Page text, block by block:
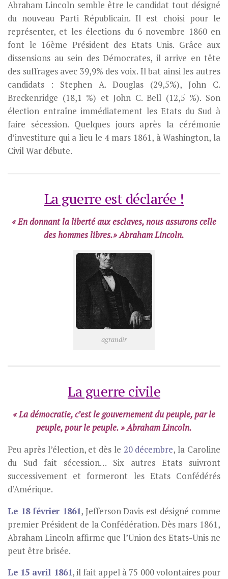
Abraham Lincoln semble être le candidat tout désigné
du nouveau Parti Républicain. Il est choisi pour le
représenter, et les élections du 6 novembre 1860 en
font le 16ème Président des Etats Unis. Grâce aux
dissensions au sein des Démocrates, il arrive en tête
des suffrages avec 39,9% des voix. Il bat ainsi les autres
candidats : Stephen A. Douglas (29,5%), John C.
Breckenridge (18,1 %) et John C. Bell (12,5 %). Son
élection entraîne immédiatement les Etats du Sud à
faire sécession. Quelques jours après la cérémonie
d’investiture qui a lieu le 4 mars 1861, à Washington, la
Civil War débute.
La guerre est déclarée !
« En donnant la liberté aux esclaves, nous assurons celle
des hommes libres.» Abraham Lincoln.
agrandir
La guerre civile
« La démocratie, c’est le gouvernement du peuple, par le
peuple, pour le peuple. » Abraham Lincoln.
Peu après l’élection, et dès le 20 décembre, la Caroline
du Sud fait sécession… Six autres Etats suivront
successivement et formeront les Etats Confédérés
d’Amérique.
Le 18 février 1861, Jefferson Davis est désigné comme
premier Président de la Confédération. Dès mars 1861,
Abraham Lincoln affirme que l’Union des Etats-Unis ne
peut être brisée.
Le 15 avril 1861, il fait appel à 75 000 volontaires pour